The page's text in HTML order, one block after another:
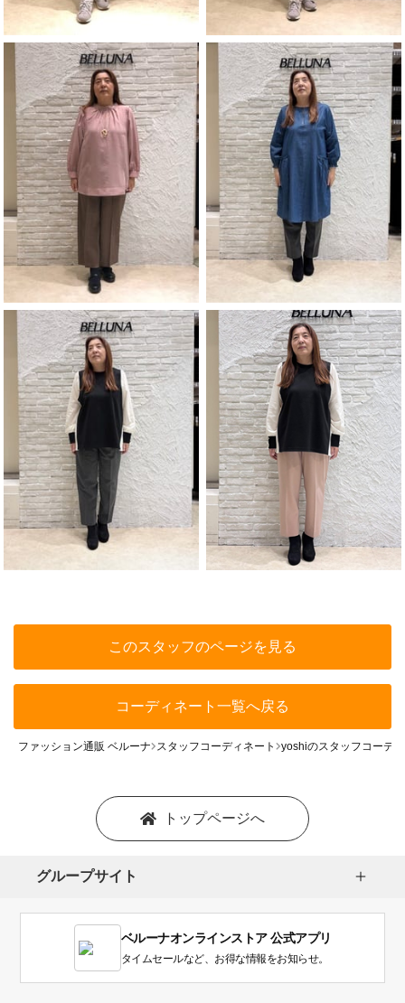
このスタッフのページを見る
コーディネート一覧へ戻る
ファッション通販 ベルーナ スタッフコーディネート yoshiのスタッフコーデ
トップページへ
グループサイト
ベルーナオンラインストア 公式アプリ
タイムセールなど、お得な情報をお知らせ。